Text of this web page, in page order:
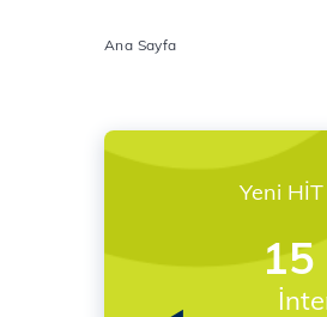
Ana Sayfa
Yeni
15